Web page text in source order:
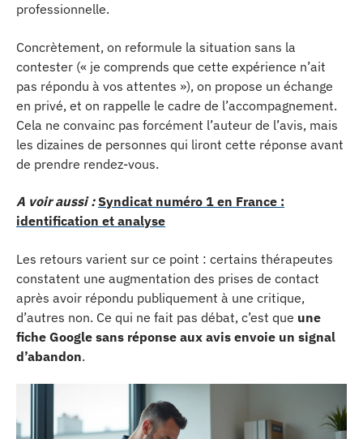
professionnelle.
Concrètement, on reformule la situation sans la
contester (« je comprends que cette expérience n’ait
pas répondu à vos attentes »), on propose un échange
en privé, et on rappelle le cadre de l’accompagnement.
Cela ne convainc pas forcément l’auteur de l’avis, mais
les dizaines de personnes qui liront cette réponse avant
de prendre rendez-vous.
A voir aussi : Syndicat numéro 1 en France :
identification et analyse
Les retours varient sur ce point : certains thérapeutes
constatent une augmentation des prises de contact
après avoir répondu publiquement à une critique,
d’autres non. Ce qui ne fait pas débat, c’est que une
fiche Google sans réponse aux avis envoie un signal
d’abandon.